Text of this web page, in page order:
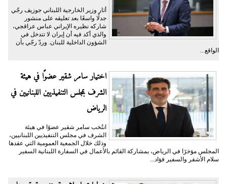
أثار وزير الخارجية اللبناني جوزيف رجّي
جدلًا واسعًا بعد تعليقه على منشور
شاركه نظيره الإيراني عباس عراقجي،
والذي أكد فيه أن إيران لا تتدخل في
الشؤون الداخلية للبنان. وردّ رجّي بأن
الواقع...
اختيار سامر شقير عضوًا في هيئة
الشرف بمجلس التنفيذيين اللبنانيين في
الرياض
انتُخب سامر شقير عضوًا في هيئة
الشرف في مجلس التنفيذيين اللبنانيين،
وذلك خلال الجمعية العمومية التي عقدها
المجلس مؤخرًا في الرياض، بمشاركة القائم بالأعمال في السفارة اللبنانية السفير
سلام الأشقر والسفير فؤاد...